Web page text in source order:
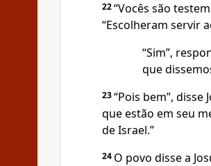
22“Vocês são
“Escolheram servir
“Sim”,
que
23“Pois bem”, disse
que estão em seu
de Israel.”
24 O povo disse a